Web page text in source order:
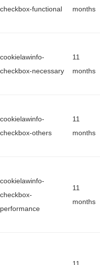
checkbox-functional
months
cookielawinfo-
checkbox-necessary
11
months
cookielawinfo-
checkbox-others
11
months
cookielawinfo-
checkbox-
performance
11
months